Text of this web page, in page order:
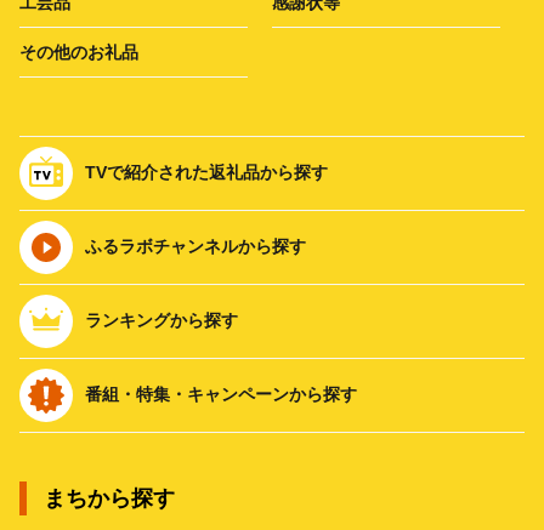
その他のお礼品
TVで紹介された返礼品から探す
ふるラボチャンネルから探す
ランキングから探す
番組・特集・キャンペーンから探す
まちから探す